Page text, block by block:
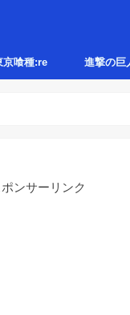
京喰種:re 進撃の巨
ポンサーリンク